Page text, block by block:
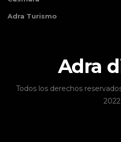
Adra Turismo
Adra
Todos los derechos
2022